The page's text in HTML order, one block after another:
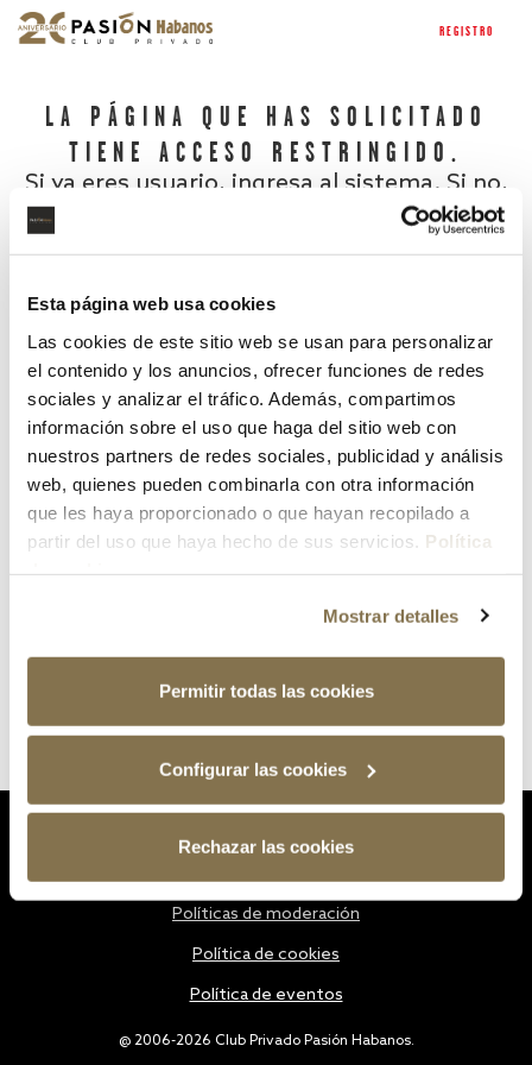
Esta página web usa cookies
Las cookies de este sitio web se usan para personalizar
el contenido y los anuncios, ofrecer funciones de redes
sociales y analizar el tráfico. Además, compartimos
información sobre el uso que haga del sitio web con
nuestros partners de redes sociales, publicidad y análisis
web, quienes pueden combinarla con otra información
que les haya proporcionado o que hayan recopilado a
partir del uso que haya hecho de sus servicios. Política
Mostrar detalles
Permitir todas las cookies
Configurar las cookies
Rechazar las cookies
REGISTRO
LA PÁGINA QUE HAS SOLICITADO
TIENE ACCESO RESTRINGIDO.
Si ya eres usuario, ingresa al sistema. Si no,
¿Has olvidado tu contraseña?
@ 2006-2026 Club Privado Pasión Habanos.
Políticas de moderación
Política de cookies
Política de eventos